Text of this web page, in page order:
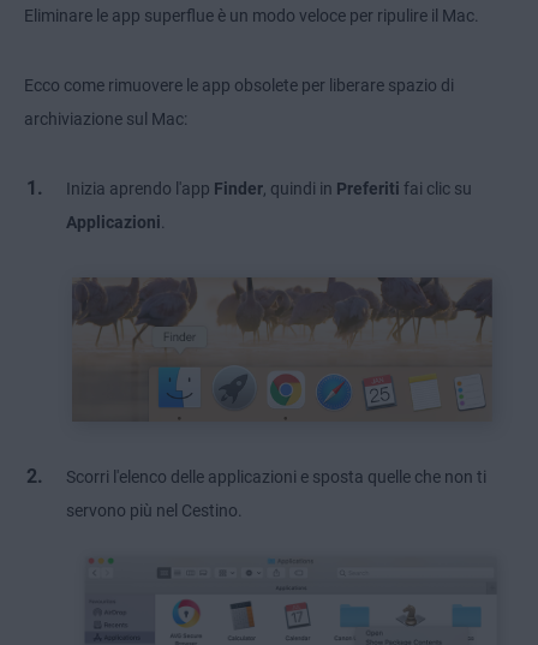
Eliminare le app superflue è un modo veloce per ripulire il Mac.
Ecco come rimuovere le app obsolete per liberare spazio di
archiviazione sul Mac:
Inizia aprendo l'app Finder, quindi in Preferiti fai clic su
Applicazioni.
Scorri l'elenco delle applicazioni e sposta quelle che non ti
servono più nel Cestino.